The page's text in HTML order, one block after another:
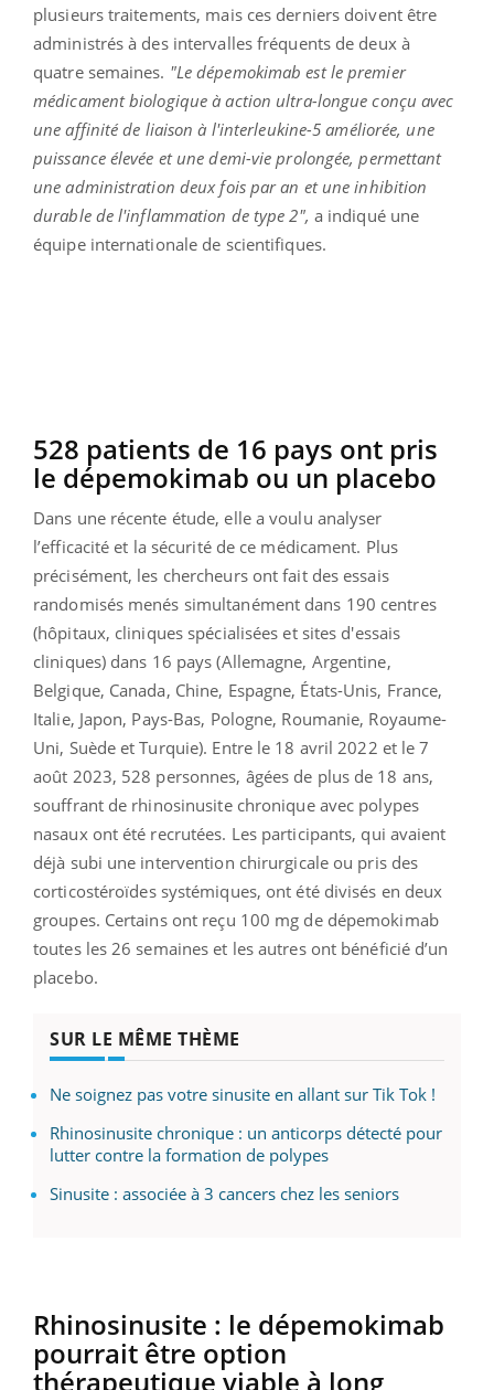
plusieurs traitements, mais ces derniers doivent être
administrés à des intervalles fréquents de deux à
quatre semaines. "Le dépemokimab est le premier
médicament biologique à action ultra-longue conçu avec
une affinité de liaison à l'interleukine-5 améliorée, une
puissance élevée et une demi-vie prolongée, permettant
une administration deux fois par an et une inhibition
durable de l'inflammation de type 2", a indiqué une
équipe internationale de scientifiques.
528 patients de 16 pays ont pris
le dépemokimab ou un placebo
Dans une récente étude, elle a voulu analyser
l’efficacité et la sécurité de ce médicament. Plus
précisément, les chercheurs ont fait des essais
randomisés menés simultanément dans 190 centres
(hôpitaux, cliniques spécialisées et sites d'essais
cliniques) dans 16 pays (Allemagne, Argentine,
Belgique, Canada, Chine, Espagne, États-Unis, France,
Italie, Japon, Pays-Bas, Pologne, Roumanie, Royaume-
Uni, Suède et Turquie). Entre le 18 avril 2022 et le 7
août 2023, 528 personnes, âgées de plus de 18 ans,
souffrant de rhinosinusite chronique avec polypes
nasaux ont été recrutées. Les participants, qui avaient
déjà subi une intervention chirurgicale ou pris des
corticostéroïdes systémiques, ont été divisés en deux
groupes. Certains ont reçu 100 mg de dépemokimab
toutes les 26 semaines et les autres ont bénéficié d’un
placebo.
SUR LE MÊME THÈME
Ne soignez pas votre sinusite en allant sur Tik Tok !
Rhinosinusite chronique : un anticorps détecté pour
lutter contre la formation de polypes
Sinusite : associée à 3 cancers chez les seniors
Rhinosinusite : le dépemokimab
pourrait être option
thérapeutique viable à long